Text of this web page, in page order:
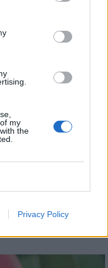
my
the
Privacy Policy
lakásállományát